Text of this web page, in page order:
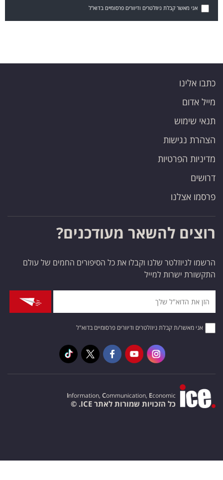
אני מאשר קבלת ניוזלטרים ודיוורים פרסומיים בדוא"ל
כתבו אלינו
מייל אדום
תנאי שימוש
הצהרת נגישות
מדיניות הפרטיות
דרושים
פרסמו אצלנו
רוצים להשאר מעודכנים?
הרשמו לניוזלטר שלנו וקבלו את כל הסיפורים החמים של עולם
התקשורת ישרות למייל
אני מאשר/ת קבלת ניוזלטרים ודיוורים פרסומיים בדוא"ל
Information, Communication, Economic
כל הזכויות שמורות לאתר ICE. ©